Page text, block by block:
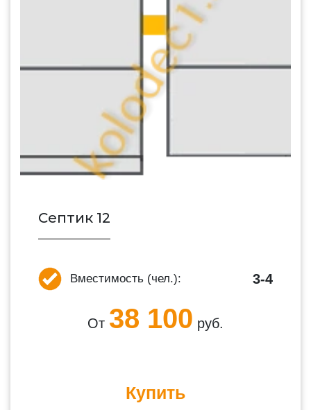
Септик 12
Вместимость (чел.): 3-4
От 38 100 руб.
Купить